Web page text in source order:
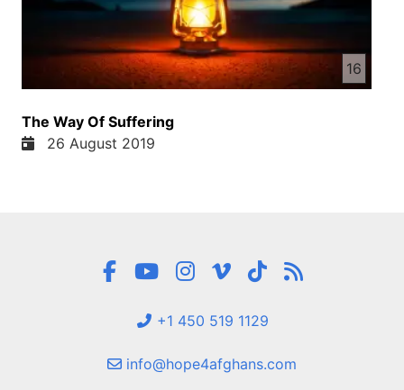
16
The Way Of Suffering
26 August 2019
+1 450 519 1129
info@hope4afghans.com